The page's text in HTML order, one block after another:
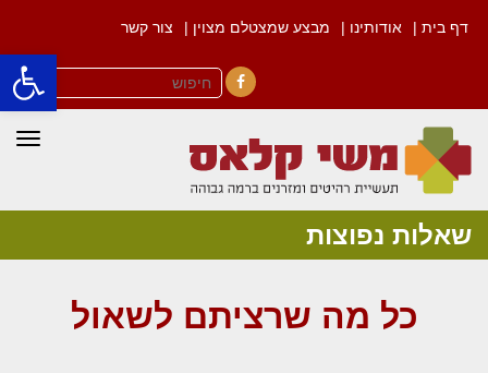
פתח
דף בית | אודותינו | מבצע שמצטלם מצוין | צור קשר
שאלות נפוצות
כל מה שרציתם לשאול